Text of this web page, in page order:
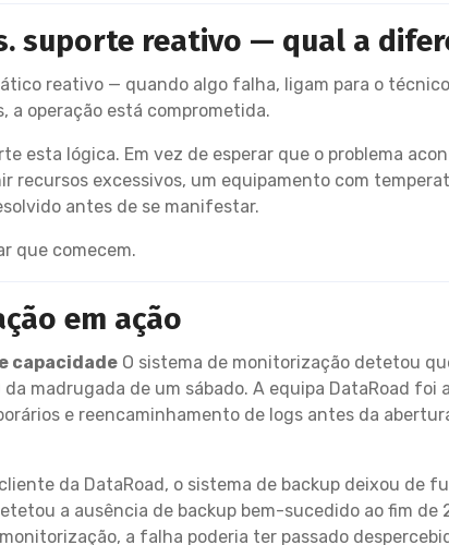
suporte reativo — qual a
reativo — quando algo falha, ligam para o
a operação está comprometida.
esta lógica. Em vez de esperar que o problema
recursos excessivos, um equipamento com
antes de se manifestar.
que comecem.
em ação
capacidade O sistema de monitorização detetou
madrugada de um sábado. A equipa DataRoad
e reencaminhamento de logs antes da
da DataRoad, o sistema de backup deixou de
a ausência de backup bem-sucedido ao fim de
a falha poderia ter passado